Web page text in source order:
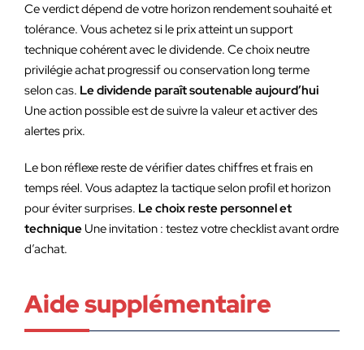
Ce verdict dépend de votre horizon rendement souhaité et
tolérance. Vous achetez si le prix atteint un support
technique cohérent avec le dividende. Ce choix neutre
privilégie achat progressif ou conservation long terme
selon cas. Le dividende paraît soutenable aujourd’hui
Une action possible est de suivre la valeur et activer des
alertes prix.
Le bon réflexe reste de vérifier dates chiffres et frais en
temps réel. Vous adaptez la tactique selon profil et horizon
pour éviter surprises. Le choix reste personnel et
technique Une invitation : testez votre checklist avant ordre
d’achat.
Aide supplémentaire